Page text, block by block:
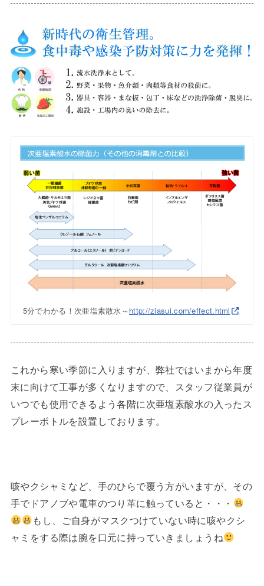
5分でわかる！次亜塩素散水～ http://ziasui.com/effect.html
これから寒い季節に入りますが、弊社ではいまから年度
末に向けて工事が多くなりますので、スタッフ従業員が
いつでも使用できるよう各階に次亜塩素酸水の入ったス
プレーボトルを設置しております。
咳やクシャミなど、手のひらで覆う方がいますが、その
手でドアノブや電車のつり革に触っていると・・・
もし、ご自身がマスクつけていない時に咳やクシ
ャミをする際は腕を口元に持っていきましょうね